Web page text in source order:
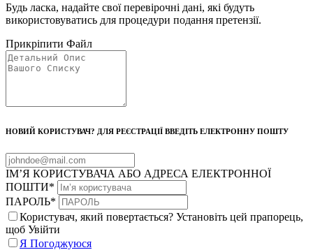
Будь ласка, надайте свої перевірочні дані, які будуть
використовуватись для процедури подання претензії.
Прикріпити Файл
НОВИЙ КОРИСТУВАЧ? ДЛЯ РЕЄСТРАЦІЇ ВВЕДІТЬ ЕЛЕКТРОННУ ПОШТУ
ІМ’Я КОРИСТУВАЧА АБО АДРЕСА ЕЛЕКТРОННОЇ
ПОШТИ*
ПАРОЛЬ*
Користувач, який повертається? Установіть цей прапорець,
щоб Увійти
Я Погоджуюся